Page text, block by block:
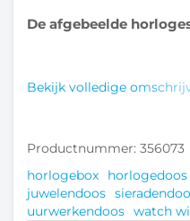
De afgebeelde
Bekijk volledige
Productnummer: 356073
horlogebox
horlogedoos
juwelendoos
uurwerkendoos watch